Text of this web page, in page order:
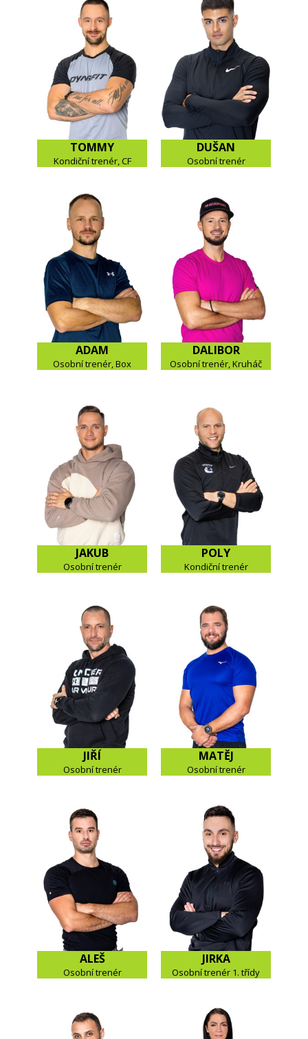
TOMMY
Kondiční trenér, CF
DUŠAN
Osobní trenér
ADAM
Osobní trenér, Box
DALIBOR
Osobní trenér, Kruháč
JAKUB
Osobní trenér
POLY
Kondiční trenér
JIŘÍ
Osobní trenér
MATĚJ
Osobní trenér
ALEŠ
Osobní trenér
JIRKA
Osobní trenér 1. třídy